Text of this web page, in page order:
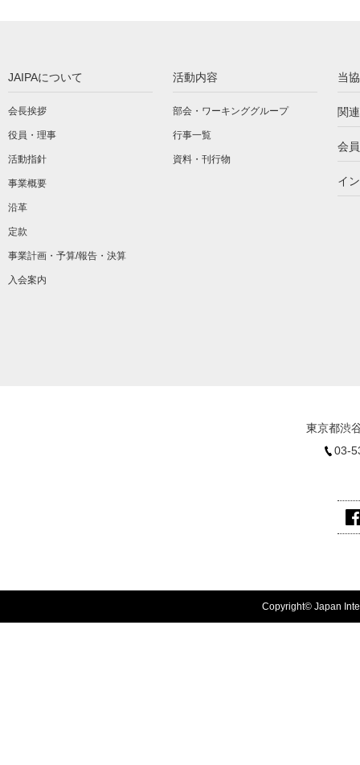
JAIPAについて
会長挨拶
役員・理事
活動指針
事業概要
沿革
定款
事業計画・予算/報告・決算
入会案内
活動内容
部会・ワーキンググループ
行事一覧
資料・刊行物
当
関
会
イ
東京都渋
03-
Copyright© Japan